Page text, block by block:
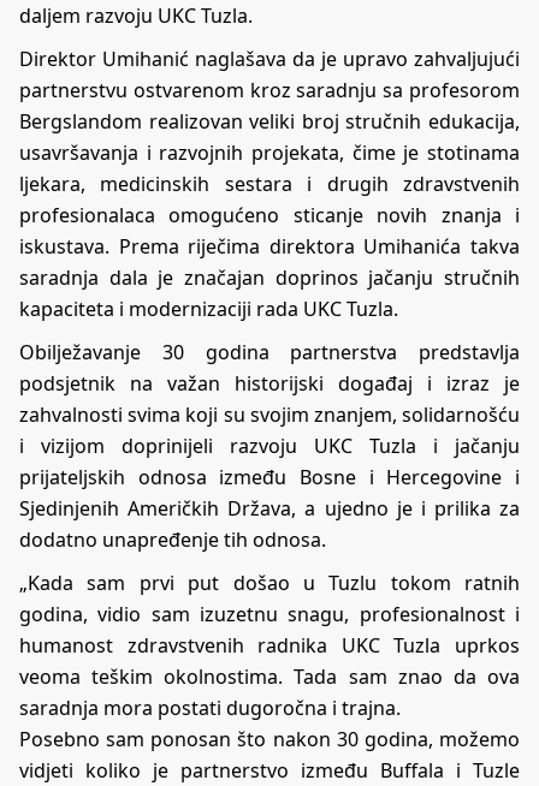
daljem razvoju UKC Tuzla.
Direktor Umihanić naglašava da je upravo zahvaljujući
partnerstvu ostvarenom kroz saradnju sa profesorom
Bergslandom realizovan veliki broj stručnih edukacija,
usavršavanja i razvojnih projekata, čime je stotinama
ljekara, medicinskih sestara i drugih zdravstvenih
profesionalaca omogućeno sticanje novih znanja i
iskustava. Prema riječima direktora Umihanića takva
saradnja dala je značajan doprinos jačanju stručnih
kapaciteta i modernizaciji rada UKC Tuzla.
Obilježavanje 30 godina partnerstva predstavlja
podsjetnik na važan historijski događaj i izraz je
zahvalnosti svima koji su svojim znanjem, solidarnošću
i vizijom doprinijeli razvoju UKC Tuzla i jačanju
prijateljskih odnosa između Bosne i Hercegovine i
Sjedinjenih Američkih Država, a ujedno je i prilika za
dodatno unapređenje tih odnosa.
„Kada sam prvi put došao u Tuzlu tokom ratnih
godina, vidio sam izuzetnu snagu, profesionalnost i
humanost zdravstvenih radnika UKC Tuzla uprkos
veoma teškim okolnostima. Tada sam znao da ova
saradnja mora postati dugoročna i trajna.
Posebno sam ponosan što nakon 30 godina, možemo
vidjeti koliko je partnerstvo između Buffala i Tuzle